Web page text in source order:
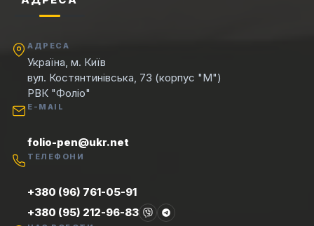
АДРЕСА
Україна, м. Київ
вул. Костянтинівська, 73 (корпус "М")
РВК "Фоліо"
E-MAIL
folio-pen@ukr.net
ТЕЛЕФОНИ
+380 (96) 761-05-91
+380 (95) 212-96-83